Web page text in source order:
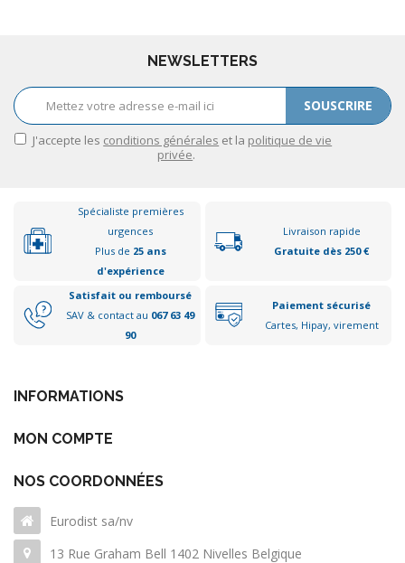
NEWSLETTERS
SOUSCRIRE
J'accepte les conditions générales et la politique de vie
privée.
Spécialiste premières
urgences
Plus de 25 ans
d'expérience
Livraison rapide
Gratuite dès 250 €
Satisfait ou remboursé
SAV & contact au 067 63 49
90
Paiement sécurisé
Cartes, Hipay, virement
INFORMATIONS
MON COMPTE
NOS COORDONNÉES
Eurodist sa/nv
13 Rue Graham Bell 1402 Nivelles Belgique